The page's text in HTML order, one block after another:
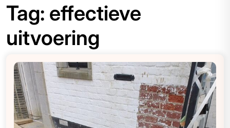
Tag: effectieve
uitvoering